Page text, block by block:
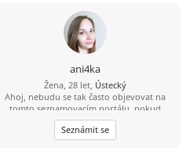
ani4ka
Žena, 28 let, Ústecký
Ahoj, nebudu se tak často objevovat na
tomto seznamovacím portálu, pokud
hledáte vážný vztah, napište mi
yeri4kabraynilalask(zavinak)GJmaIIteckacom
Seznámit se